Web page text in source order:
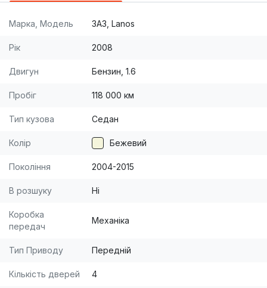
Марка, Модель ЗАЗ, Lanos
Рік 2008
Двигун Бензин, 1.6
Пробіг 118 000 км
Тип кузова Седан
Колір Бежевий
Покоління 2004-2015
В розшуку Ні
Коробка
передач
Механіка
Тип Приводу Передній
Кількість дверей 4